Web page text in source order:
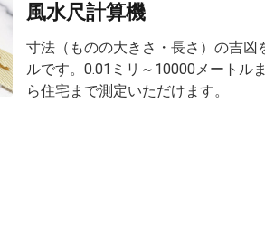
風水尺計算機
寸法（ものの大きさ・長さ）の吉凶
ルです。0.01ミリ～10000メートル
ら住宅まで測定いただけます。